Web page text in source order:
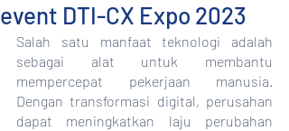
event DTI-CX Expo 2023
Salah satu manfaat teknologi adalah
sebagai alat untuk membantu
mempercepat pekerjaan manusia.
Dengan transformasi digital, perusahan
dapat meningkatkan laju perubahan